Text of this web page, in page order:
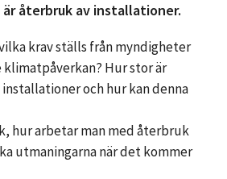
återbruk av installationer.
krav ställs från myndigheter
Hur stor är
och hur kan denna
hur arbetar man med återbruk
utmaningarna när det kommer